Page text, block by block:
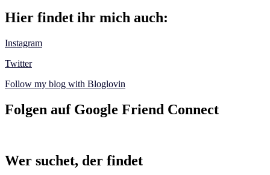
Hier findet ihr mich auch:
Instagram
Twitter
Follow my blog with Bloglovin
Folgen auf Google Friend Connect
Wer suchet, der findet